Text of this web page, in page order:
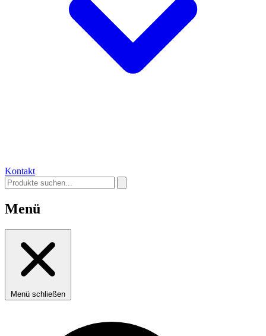
Kontakt
Menü
Menü schließen